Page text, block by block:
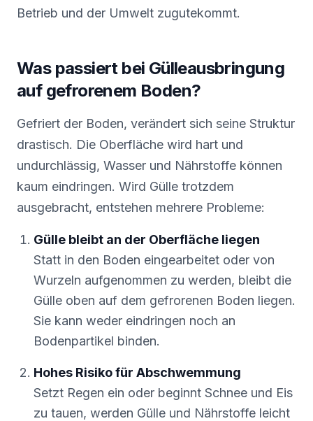
Betrieb und der Umwelt zugutekommt.
Was passiert bei Gülleausbringung
auf gefrorenem Boden?
Gefriert der Boden, verändert sich seine Struktur
drastisch. Die Oberfläche wird hart und
undurchlässig, Wasser und Nährstoffe können
kaum eindringen. Wird Gülle trotzdem
ausgebracht, entstehen mehrere Probleme:
Gülle bleibt an der Oberfläche liegen
Statt in den Boden eingearbeitet oder von
Wurzeln aufgenommen zu werden, bleibt die
Gülle oben auf dem gefrorenen Boden liegen.
Sie kann weder eindringen noch an
Bodenpartikel binden.
Hohes Risiko für Abschwemmung
Setzt Regen ein oder beginnt Schnee und Eis
zu tauen, werden Gülle und Nährstoffe leicht